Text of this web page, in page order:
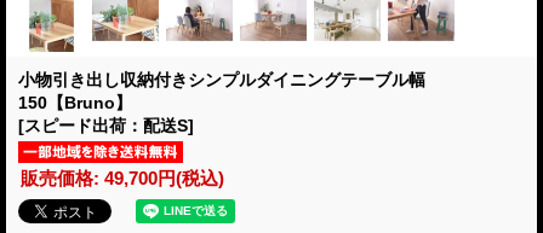
小物引き出し収納付きシンプルダイニングテーブル幅
150【Bruno】
[スピード出荷：配送S]
販売価格: 49,700円(税込)